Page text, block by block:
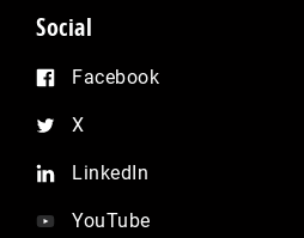
Social
Facebook
X
LinkedIn
YouTube